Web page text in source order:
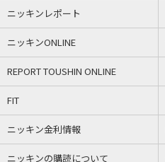
ニッキンレポート
ニッキンONLINE
REPORT TOUSHIN ONLINE
FIT
ニッキン金利情報
ニッキンの購読について